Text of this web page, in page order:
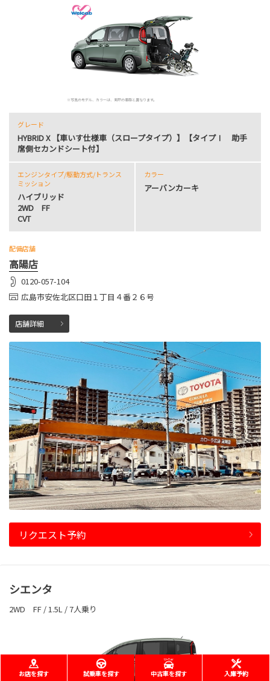
※写真のモデル、カラーは、実際の車両と異なります。
グレード
HYBRID X 【車いす仕様車（スロープタイプ）】【タイプⅠ 助手
席側セカンドシート付】
エンジンタイプ/駆動方式/トランス
ミッション
ハイブリッド
2WD FF
CVT
カラー
アーバンカーキ
配備店舗
高陽店
0120-057-104
広島市安佐北区口田１丁目４番２６号
店舗詳細
リクエスト予約
シエンタ
2WD FF / 1.5L / 7人乗り
お店を探す 試乗車を探す 中古車を探す 入庫予約